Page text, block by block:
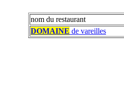
nom du restaurant
DOMAINE de vareilles